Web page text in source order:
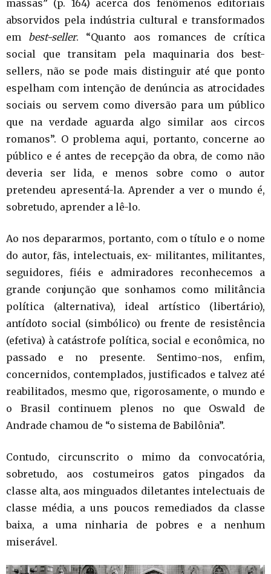
massas” (p. 164) acerca dos fenômenos editoriais
absorvidos pela indústria cultural e transformados
em best-seller. “Quanto aos romances de crítica
social que transitam pela maquinaria dos best-
sellers, não se pode mais distinguir até que ponto
espelham com intenção de denúncia as atrocidades
sociais ou servem como diversão para um público
que na verdade aguarda algo similar aos circos
romanos”. O problema aqui, portanto, concerne ao
público e é antes de recepção da obra, de como não
deveria ser lida, e menos sobre como o autor
pretendeu apresentá-la. Aprender a ver o mundo é,
sobretudo, aprender a lê-lo.
Ao nos depararmos, portanto, com o título e o nome
do autor, fãs, intelectuais, ex- militantes, militantes,
seguidores, fiéis e admiradores reconhecemos a
grande conjunção que sonhamos como militância
política (alternativa), ideal artístico (libertário),
antídoto social (simbólico) ou frente de resistência
(efetiva) à catástrofe política, social e econômica, no
passado e no presente. Sentimo-nos, enfim,
concernidos, contemplados, justificados e talvez até
reabilitados, mesmo que, rigorosamente, o mundo e
o Brasil continuem plenos no que Oswald de
Andrade chamou de “o sistema de Babilônia”.
Contudo, circunscrito o mimo da convocatória,
sobretudo, aos costumeiros gatos pingados da
classe alta, aos minguados diletantes intelectuais de
classe média, a uns poucos remediados da classe
baixa, a uma ninharia de pobres e a nenhum
miserável.